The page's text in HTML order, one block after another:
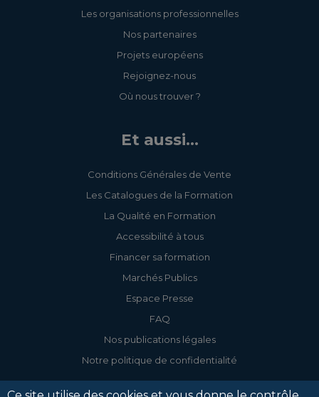
Les organisations professionnelles
Nos partenaires
Projets européens
Rejoignez-nous
Où nous trouver ?
Et aussi...
Conditions Générales de Vente
Les Catalogues de la Formation
La Qualité en Formation
Accessibilité à tous
Financer sa formation
Marchés Publics
Espace Presse
FAQ
Nos publications légales
Notre politique de confidentialité